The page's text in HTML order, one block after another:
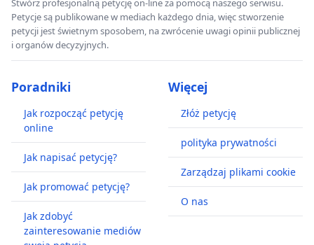
Stwórz profesjonalną petycję on-line za pomocą naszego serwisu.
Petycje są publikowane w mediach każdego dnia, więc stworzenie
petycji jest świetnym sposobem, na zwrócenie uwagi opinii publicznej
i organów decyzyjnych.
Poradniki
Jak rozpocząć petycję
online
Jak napisać petycję?
Jak promować petycję?
Jak zdobyć
zainteresowanie mediów
Więcej
Złóż petycję
polityka prywatności
Zarządzaj plikami cookie
O nas